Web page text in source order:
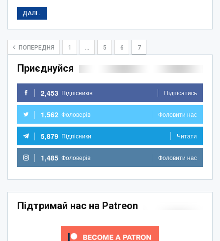
ДАЛІ...
ПОПЕРЕДНЯ 1 … 5 6 7
Приєднуйся
2,453 Підпісників Підпісатись
1,562 Фоловерів Фоловити нас
5,879 Підпісники Читати
1,485 Фоловерів Фоловити нас
Підтримай нас на Patreon